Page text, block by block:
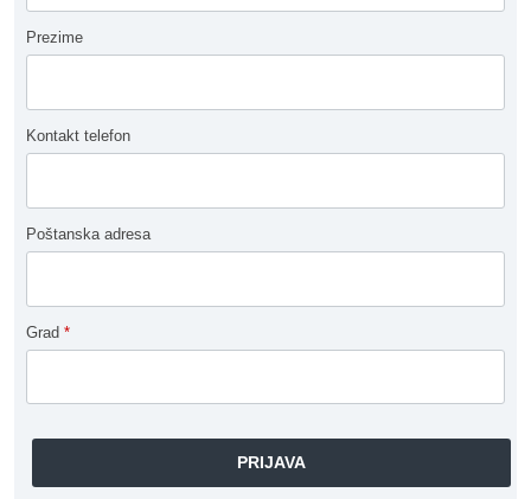
Prezime
Kontakt telefon
Poštanska adresa
Grad *